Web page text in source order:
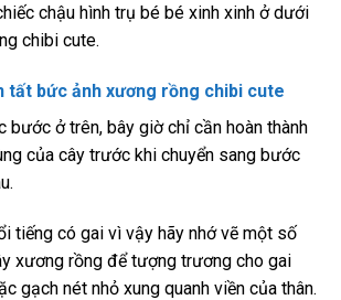
chậu hình trụ bé bé xinh xinh ở dưới
chibi cute.
tất bức ảnh xương rồng chibi cute
bước ở trên, bây giờ chỉ cần hoàn thành
của cây trước khi chuyển sang bước
tiếng có gai vì vậy hãy nhớ vẽ một số
xương rồng để tượng trương cho gai
gạch nét nhỏ xung quanh viền của thân.